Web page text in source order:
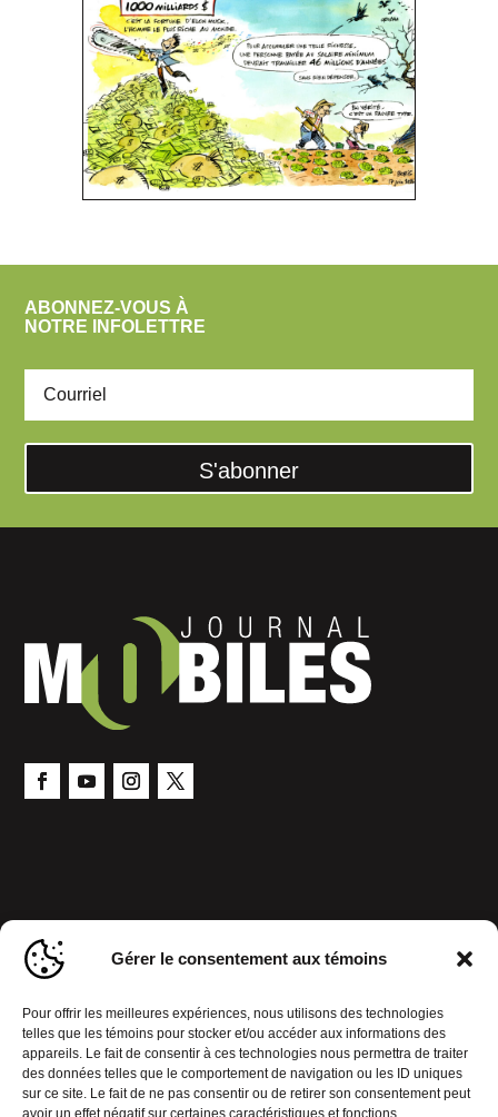
Gérer le consentement aux témoins
Pour offrir les meilleures expériences, nous utilisons des technologies
telles que les témoins pour stocker et/ou accéder aux informations des
appareils. Le fait de consentir à ces technologies nous permettra de traiter
des données telles que le comportement de navigation ou les ID uniques
sur ce site. Le fait de ne pas consentir ou de retirer son consentement peut
avoir un effet négatif sur certaines caractéristiques et fonctions.
ABONNEZ-VOUS À
NOTRE INFOLETTRE
S'abonner